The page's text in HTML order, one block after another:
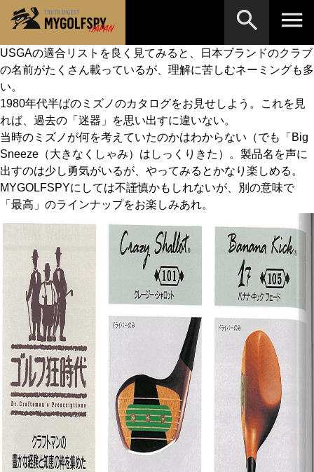
USGAの適合リストを良く見てみると、日本ブランドのクラブ
の名前がたくさん載っているが、理解に苦しむネーミングも多
い。
1980年代半ばのミズノのカタログをお見せしよう。これを見
れば、過去の「迷器」を思い出すに違いない。
当時のミズノが何を考えていたのかはわからない（でも「Big
Sneeze（大きなくしゃみ）はしっくりきた）。製品名を声に
出すのは少し勇気がいるが、やってみるとかなり楽しめる。
MYGOLFSPYにしては不謹慎かもしれないが、別の意味で
「最高」のラインナップをお楽しみあれ。
MOST WANTED テストランキング
NEW RELEASES 新製品情報
HOW TO ゴルフ上達・実践テクニック
LAB テスト・データ検証
Golf News ゴルフニュース
REVIEWS 製品レビュー
DRIVERS
FAIRWAY WOODS フェアウェイウッド
HYBRIDS
IRONS アイアン
WEDGES ウェッジ
PUTTERS パター
Editor’s Picks 編集部のおすすめ
※メーカー名やクラブ名など、検索したい事柄を入
力してください。
検索